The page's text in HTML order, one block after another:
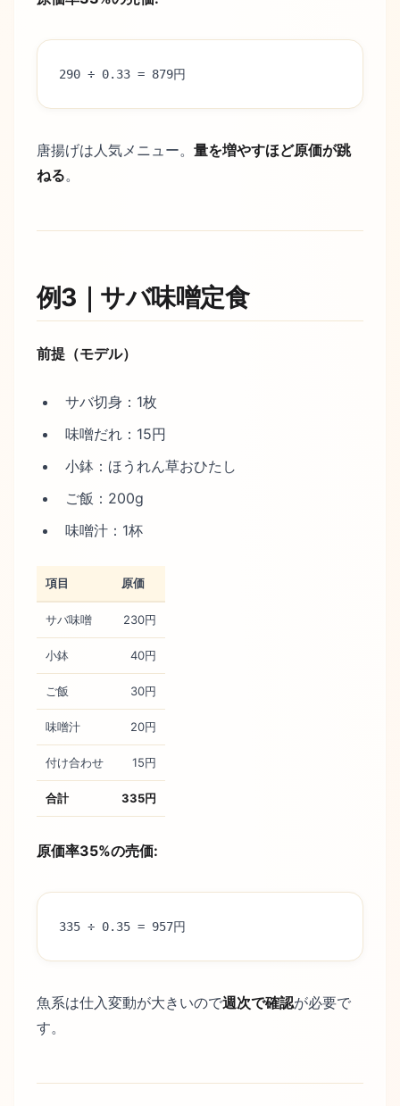
290 ÷ 0.33 = 879円
唐揚げは人気メニュー。 量を増やすほど原価が跳
ねる。
例3｜サバ味噌定食
前提（モデル）
サバ切身：1枚
味噌だれ：15円
小鉢：ほうれん草おひたし
ご飯：200g
味噌汁：1杯
項目 原価
サバ味噌 230円
小鉢 40円
ご飯 30円
味噌汁 20円
付け合わせ 15円
合計 335円
原価率35%の売価:
335 ÷ 0.35 = 957円
魚系は仕入変動が大きいので週次で確認が必要で
す。